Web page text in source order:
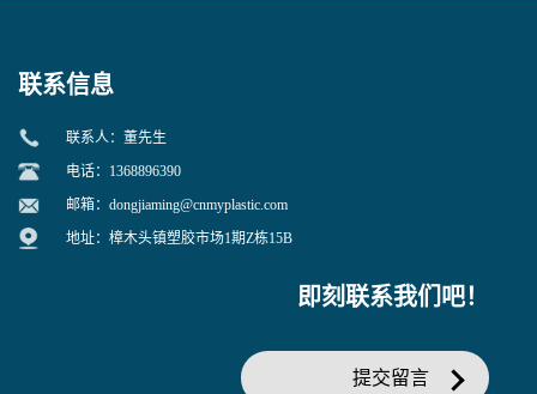
联系信息
联系人：董先生
电话：1368896390
邮箱： dongjiaming@cnmyplastic.com
地址：樟木头镇塑胶市场1期Z栋15B
即刻联系我们吧！
提交留言